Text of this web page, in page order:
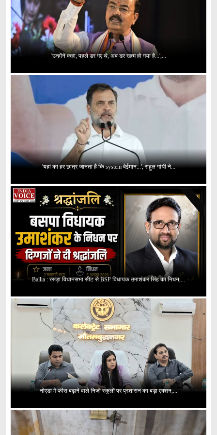
'उन्होंने कहा, पहले डर गए थे, अब डर खत्म हो गया है...',...
'यहां का हर छात्र जानता है कि system बेईमान...', राहुल गांधी ने...
Ballia : रसड़ा विधानसभा सीट से BSP विधायक उमाशंकर सिंह का निधन,...
नोएडा में फीस बढ़ाने वाले निजी स्कूलों पर प्रशासन का बड़ा एक्शन,...